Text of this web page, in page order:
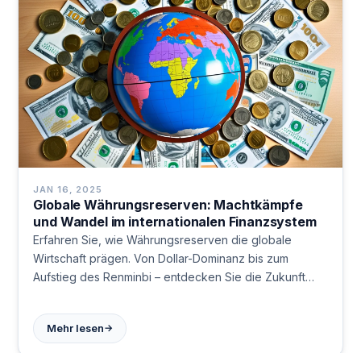
JAN 16, 2025
Globale Währungsreserven: Machtkämpfe
und Wandel im internationalen Finanzsystem
Erfahren Sie, wie Währungsreserven die globale
Wirtschaft prägen. Von Dollar-Dominanz bis zum
Aufstieg des Renminbi – entdecken Sie die Zukunft
Mehr lesen→